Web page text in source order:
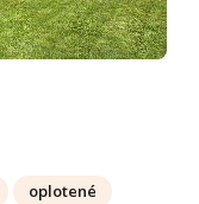
oplotené